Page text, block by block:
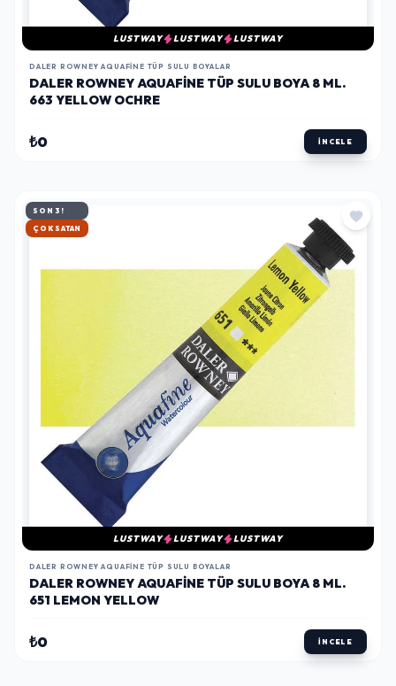
LUSTWAY LUSTWAY LUSTWAY
DALER ROWNEY AQUAFINE TÜP SULU BOYALAR
DALER ROWNEY AQUAFINE TÜP SULU BOYA 8 ML.
663 YELLOW OCHRE
₺0 İNCELE
SON 3!
HIZLI KARGO
LUSTWAY LUSTWAY LUSTWAY
DALER ROWNEY AQUAFINE TÜP SULU BOYALAR
DALER ROWNEY AQUAFINE TÜP SULU BOYA 8 ML.
651 LEMON YELLOW
₺0 İNCELE